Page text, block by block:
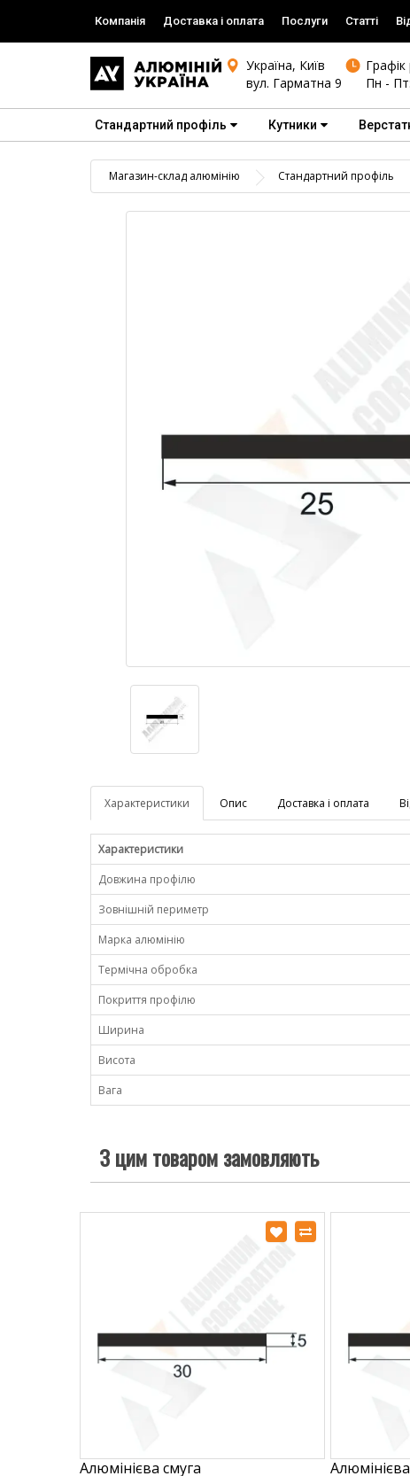
Компанія Доставка і оплата Послуги Статті
Україна, Київ
вул. Гарматна 9
Пн -
Стандартний профіль Кутники
Магазин-склад алюмінію Стандартний профіль
Характеристики Опис Доставка і оплата
Характеристики
Довжина профілю
Зовнішній периметр
Марка алюмінію
Термічна обробка
Покриття профілю
Ширина
Висота
Вага
З цим товаром замовляють
Алюмінієва смуга